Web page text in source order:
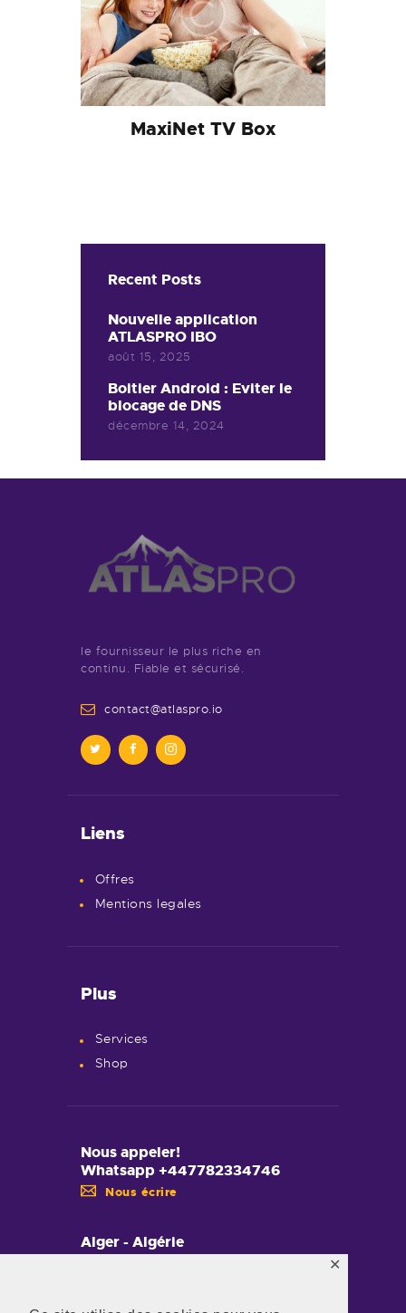
✕
MaxiNet TV Box
Recent Posts
Nouvelle application
ATLASPRO IBO
août 15, 2025
Boitier Android : Eviter le
blocage de DNS
décembre 14, 2024
le fournisseur le plus riche en
continu. Fiable et sécurisé.
contact@atlaspro.io
Liens
Offres
Mentions legales
Plus
Services
Shop
Nous appeler!
Whatsapp +447782334746
Nous écrire
Alger - Algérie